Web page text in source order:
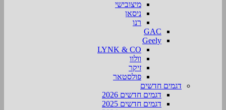
מיצובישי
ניסאן
רנו
GAC
Geely
LYNK & CO
וולוו
זיקר
פולסטאר
דגמים חדשים
דגמים חדשים 2026
דגמים חדשים 2025